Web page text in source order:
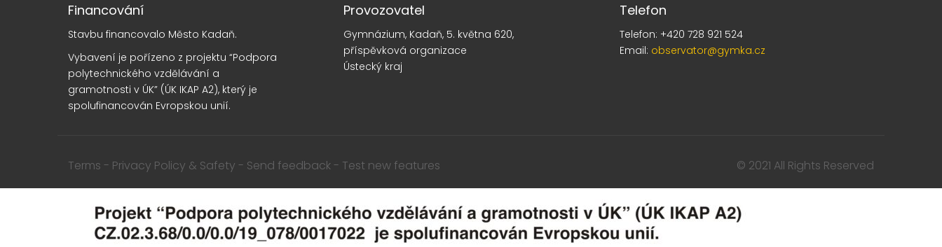
Financování
Stavbu financovalo Město Kadaň.
Vybavení je pořízeno z projektu “Podpora
polytechnického vzdělávání a
gramotnosti v ÚK” (ÚK IKAP A2), který je
spolufinancován Evropskou unií.
Provozovatel
Gymnázium, Kadaň, 5. května 620,
příspěvková organizace
Ústecký kraj
Telefon
Telefon: +420 728 921 524
Email: observator@gymka.cz
Terms - Privacy Policy & Safety - Send feedback - Test new features © 2021 All Rights Reserved